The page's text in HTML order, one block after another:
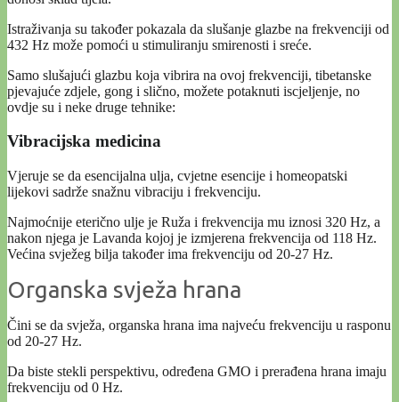
Istraživanja su također pokazala da slušanje glazbe na frekvenciji od
432 Hz može pomoći u stimuliranju smirenosti i sreće.
Samo slušajući glazbu koja vibrira na ovoj frekvenciji, tibetanske
pjevajuće zdjele, gong i slično, možete potaknuti iscjeljenje, no
ovdje su i neke druge tehnike:
Vibracijska medicina
Vjeruje se da esencijalna ulja, cvjetne esencije i homeopatski
lijekovi sadrže snažnu vibraciju i frekvenciju.
Najmoćnije eterično ulje je Ruža i frekvencija mu iznosi 320 Hz, a
nakon njega je Lavanda kojoj je izmjerena frekvencija od 118 Hz.
Većina svježeg bilja također ima frekvenciju od 20-27 Hz.
Organska svježa hrana
Čini se da svježa, organska hrana ima najveću frekvenciju u rasponu
od 20-27 Hz.
Da biste stekli perspektivu, određena GMO i prerađena hrana imaju
frekvenciju od 0 Hz.